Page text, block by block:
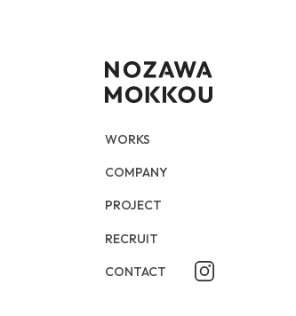
STORY PAGEPROJECT
WORKS
COMPANY
PROJECT
RECRUIT
CONTACT